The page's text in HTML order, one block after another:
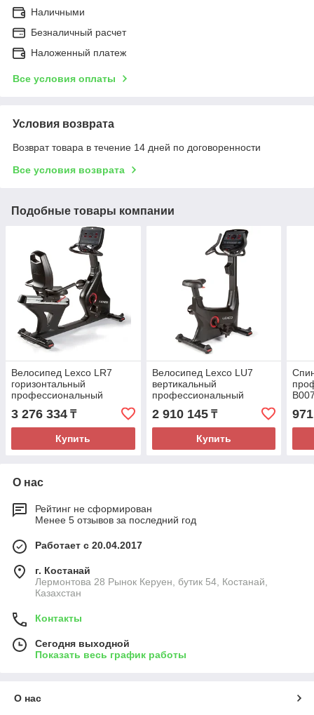
Наличными
Безналичный расчет
Наложенный платеж
Все условия оплаты
Условия возврата
Возврат товара в течение 14 дней по договоренности
Все условия возврата
Подобные товары компании
Велосипед Lexco LR7
горизонтальный
профессиональный
3 276 334 ₸
Купить
Велосипед Lexco LU7
вертикальный
профессиональный
2 910 145₸
Купить
О нас
Рейтинг не сформирован
Менее 5 отзывов за последний год
Работает с 20.04.2017
г. Костанай
Лермонтова 28 Рынок Керуен, бутик 54, Костанай,
Казахстан
Контакты
Сегодня выходной
Показать весь график работы
О нас